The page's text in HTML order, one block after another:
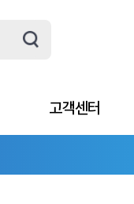
고객센터